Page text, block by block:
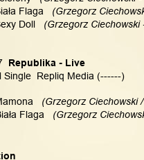
Flaga
(Grzegorz
Doll
(Grzegorz Ciechowski
  Republika - Live
Single  Repliq Media (------)
(Grzegorz Ciechowski
Flaga
(Grzegorz